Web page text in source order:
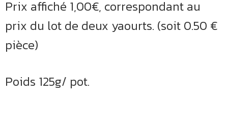
Prix affiché 1,00€, correspondant au
prix du lot de deux yaourts. (soit 0.50 €
pièce)
Poids 125g/ pot.